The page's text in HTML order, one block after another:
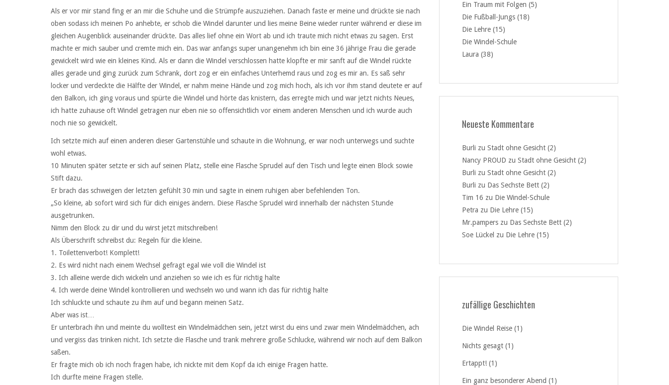
Als er vor mir stand fing er an mir die Schuhe und die Strümpfe auszuziehen. Danach faste er meine und drückte sie nach
oben sodass ich meinen Po anhebte, er schob die Windel darunter und lies meine Beine wieder runter während er diese im
gleichen Augenblick auseinander drückte. Das alles lief ohne ein Wort ab und ich traute mich nicht etwas zu sagen. Erst
machte er mich sauber und cremte mich ein. Das war anfangs super unangenehm ich bin eine 36 jährige Frau die gerade
gewickelt wird wie ein kleines Kind. Als er dann die Windel verschlossen hatte klopfte er mir sanft auf die Windel rückte
alles gerade und ging zurück zum Schrank, dort zog er ein einfaches Unterhemd raus und zog es mir an. Es saß sehr
locker und verdeckte die Hälfte der Windel, er nahm meine Hände und zog mich hoch, als ich vor ihm stand deutete er auf
den Balkon, ich ging voraus und spürte die Windel und hörte das knistern, das erregte mich und war jetzt nichts Neues,
ich hatte zuhause oft Windel getragen nur eben nie so offensichtlich vor einem anderen Menschen und ich wurde auch
noch nie so gewickelt.
Ich setzte mich auf einen anderen dieser Gartenstühle und schaute in die Wohnung, er war noch unterwegs und suchte
wohl etwas.
10 Minuten später setzte er sich auf seinen Platz, stelle eine Flasche Sprudel auf den Tisch und legte einen Block sowie
Stift dazu.
Er brach das schweigen der letzten gefühlt 30 min und sagte in einem ruhigen aber befehlenden Ton.
„So kleine, ab sofort wird sich für dich einiges ändern. Diese Flasche Sprudel wird innerhalb der nächsten Stunde
ausgetrunken.
Nimm den Block zu dir und du wirst jetzt mitschreiben!
Als Überschrift schreibst du: Regeln für die kleine.
1. Toilettenverbot! Komplett!
2. Es wird nicht nach einem Wechsel gefragt egal wie voll die Windel ist
3. Ich alleine werde dich wickeln und anziehen so wie ich es für richtig halte
4. Ich werde deine Windel kontrollieren und wechseln wo und wann ich das für richtig halte
Ich schluckte und schaute zu ihm auf und begann meinen Satz.
Aber was ist…
Er unterbrach ihn und meinte du wolltest ein Windelmädchen sein, jetzt wirst du eins und zwar mein Windelmädchen, ach
und vergiss das trinken nicht. Ich setzte die Flasche und trank mehrere große Schlucke, während wir noch auf dem Balkon
saßen.
Er fragte mich ob ich noch fragen habe, ich nickte mit dem Kopf da ich einige Fragen hatte.
Ich durfte meine Fragen stelle.
Ein Traum mit Folgen (5)
Die Fußball-Jungs (18)
Die Lehre (15)
Die Windel-Schule
Laura (38)
Neueste Kommentare
Burli zu Stadt ohne Gesicht (2)
Nancy PROUD zu Stadt ohne Gesicht (2)
Burli zu Stadt ohne Gesicht (2)
Burli zu Das Sechste Bett (2)
Tim 16 zu Die Windel-Schule
Petra zu Die Lehre (15)
Mr.pampers zu Das Sechste Bett (2)
Soe Lückel zu Die Lehre (15)
zufällige Geschichten
Die Windel Reise (1)
Nichts gesagt (1)
Ertappt! (1)
Ein ganz besonderer Abend (1)